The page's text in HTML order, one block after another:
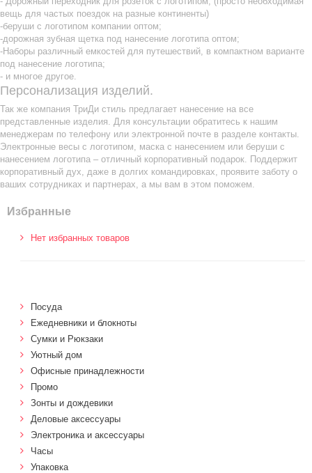
вещь для частых поездок на разные континенты)
-беруши с логотипом компании оптом;
-дорожная зубная щетка под нанесение логотипа оптом;
-Наборы различный емкостей для путешествий, в компактном варианте
под нанесение логотипа;
- и многое другое.
Персонализация изделий.
Так же компания ТриДи стиль предлагает нанесение на все
представленные изделия. Для консультации обратитесь к нашим
менеджерам по телефону или электронной почте в разделе контакты.
Электронные весы с логотипом, маска с нанесением или беруши с
нанесением логотипа – отличный корпоративный подарок. Поддержит
корпоративный дух, даже в долгих командировках, проявите заботу о
ваших сотрудниках и партнерах, а мы вам в этом поможем.
Избранные
Нет избранных товаров
Посуда
Ежедневники и блокноты
Сумки и Рюкзаки
Уютный дом
Офисные принадлежности
Промо
Зонты и дождевики
Деловые аксессуары
Электроника и аксессуары
Часы
Упаковка